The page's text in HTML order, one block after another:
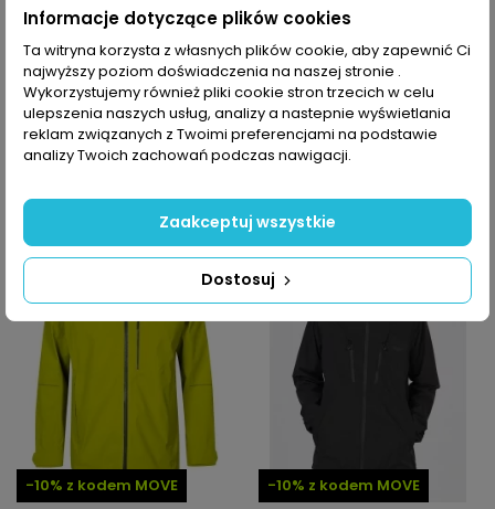
-10% z kodem MOVE
Kamizelka ocieplana
męska Whistler Arubi
121,50 PLN 269,99 PLN
-10% z kodem MOVE
Kurtka trekkingowa
męska Halti Staala DX
1 119,99 PLN
-10% z kodem MOVE -10% z kodem MOVE
-40%
Informacje dotyczące plików cookies
Ta witryna korzysta z własnych plików cookie, aby zapewnić Ci
najwyższy poziom doświadczenia na naszej stronie .
Wykorzystujemy również pliki cookie stron trzecich w celu
ulepszenia naszych usług, analizy a nastepnie wyświetlania
reklam związanych z Twoimi preferencjami na podstawie
analizy Twoich zachowań podczas nawigacji.
Dostosuj
Zaakceptuj wszystkie